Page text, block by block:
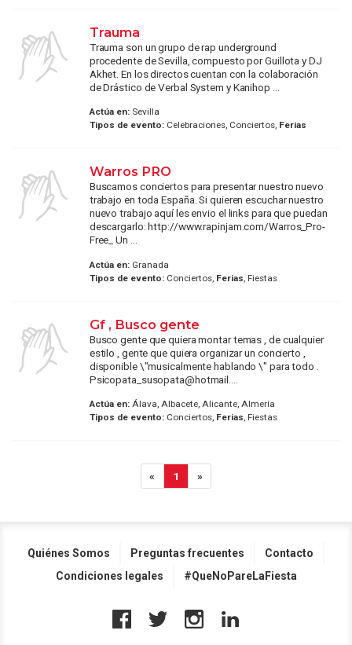
Trauma
Trauma son un grupo de rap underground
procedente de Sevilla, compuesto por Guillota y DJ
Akhet. En los directos cuentan con la colaboración
de Drástico de Verbal System y Kanihop ...
Actúa en:Sevilla
Tipos de evento:Celebraciones, Conciertos, Ferias
Warros PRO
Buscamos conciertos para presentar nuestro nuevo
trabajo en toda España. Si quieren escuchar nuestro
nuevo trabajo aquí les envio el links para que puedan
descargarlo: http://www.rapinjam.com/Warros_Pro-
Free_ Un ...
Actúa en:Granada
Tipos de evento:Conciertos, Ferias , Fiestas
Gf , Busco gente
Busco gente que quiera montar temas , de cualquier
estilo , gente que quiera organizar un concierto ,
disponible \"musicalmente hablando \" para todo .
Psicopata_susopata@hotmail....
Actúa en:Álava, Albacete, Alicante, Almería
Tipos de evento:Conciertos, Ferias, Fiestas
« 1 »
Quiénes Somos Preguntas frecuentes
Contacto
Condiciones legales
#QueNoPareLaFiesta